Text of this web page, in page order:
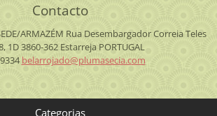
Contacto
ARMAZÉM Rua Desembargador Correia Teles
1D3860-362 EstarrejaPORTUGAL
belarrojado@plumasecia.com
Categorias